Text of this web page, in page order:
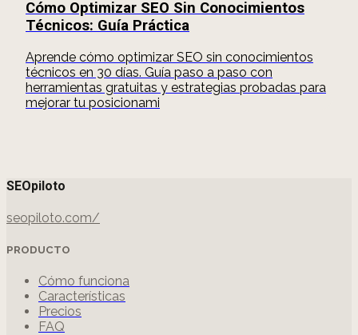
Cómo Optimizar SEO Sin Conocimientos
Técnicos: Guía Práctica
Aprende cómo optimizar SEO sin conocimientos
técnicos en 30 días. Guía paso a paso con
herramientas gratuitas y estrategias probadas para
mejorar tu posicionami
SEOpiloto
seopiloto.com/
PRODUCTO
Cómo funciona
Características
Precios
FAQ